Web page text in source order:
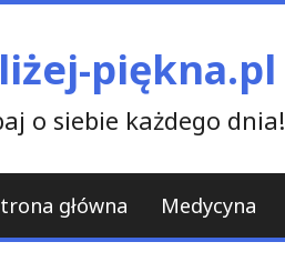
piękna.pl
o siebie każdego dnia!
główna Medycyna